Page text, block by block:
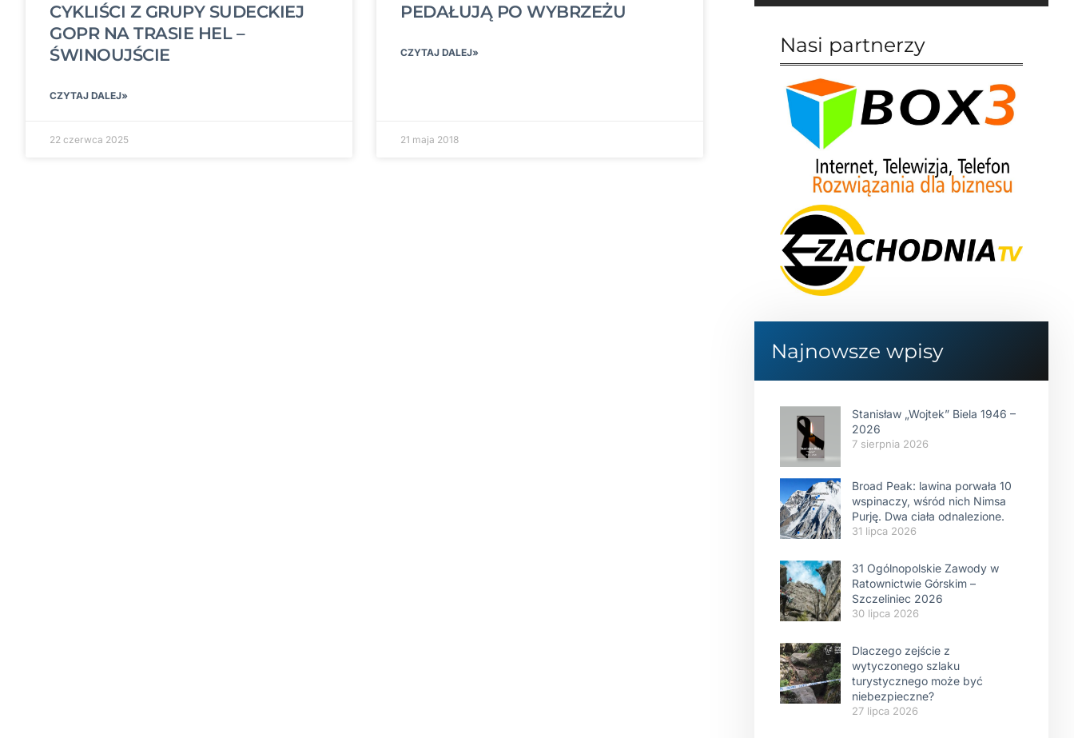
CYKLIŚCI Z GRUPY SUDECKIEJ
GOPR NA TRASIE HEL –
ŚWINOUJŚCIE
CZYTAJ DALEJ»
22 czerwca 2025
PEDAŁUJĄ PO WYBRZEŻU
CZYTAJ DALEJ»
21 maja 2018
Nasi partnerzy
Najnowsze wpisy
Stanisław „Wojtek” Biela 1946 –
2026
7 sierpnia 2026
Broad Peak: lawina porwała 10
wspinaczy, wśród nich Nimsa
Purję. Dwa ciała odnalezione.
31 lipca 2026
31 Ogólnopolskie Zawody w
Ratownictwie Górskim –
Szczeliniec 2026
30 lipca 2026
Dlaczego zejście z
wytyczonego szlaku
turystycznego może być
niebezpieczne?
27 lipca 2026